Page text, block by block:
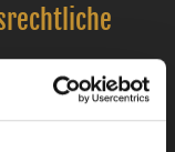
Die
Deutschland